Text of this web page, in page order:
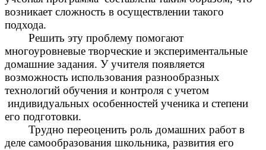
возникает сложность в осуществлении такого
подхода.
Решить эту проблему помогают
многоуровневые творческие и экспериментальные
домашние задания. У учителя появляется
возможность использования разнообразных
технологий обучения и контроля с учетом
индивидуальных особенностей ученика и степени
его подготовки.
Трудно переоценить роль домашних работ в
деле самообразования школьника, развития его